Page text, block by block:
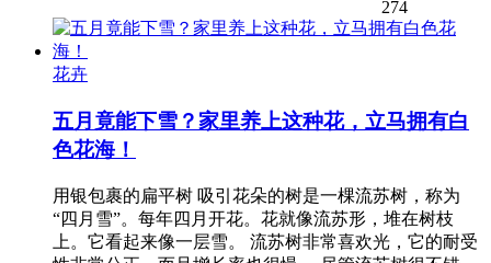
274
花卉
五月竟能下雪？家里养上这种花，立马拥有白
色花海！
用银包裹的扁平树 吸引花朵的树是一棵流苏树，称为
“四月雪”。每年四月开花。花就像流苏形，堆在树枝
上。它看起来像一层雪。 流苏树非常喜欢光，它的耐受